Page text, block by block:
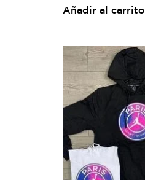
Añadir al carrito